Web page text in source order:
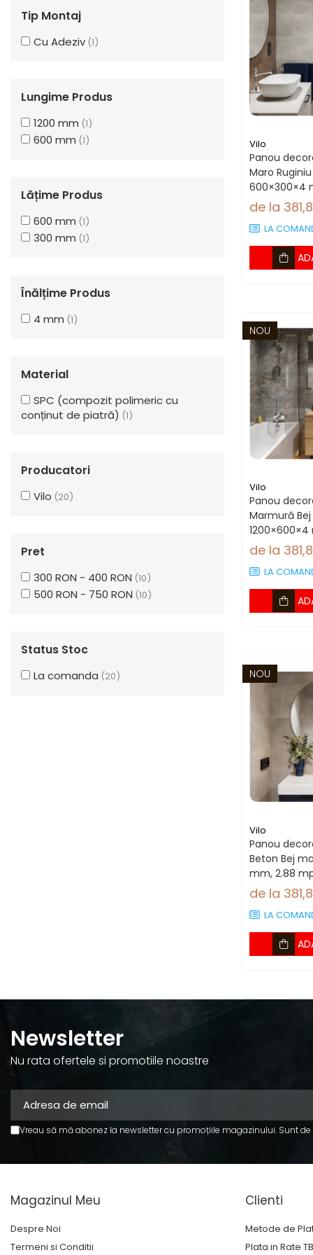
Tip Montaj
Cu Adeziv (1)
Lungime Produs
1200 mm (1)
600 mm (1)
Lățime Produs
600 mm (1)
300 mm (1)
Înălțime Produs
4 mm (1)
Material
SPC (compozit polimeric cu
conținut de piatră) (1)
Producatori
Vilo (20)
Pret
300 RON - 400 RON (10)
500 RON - 750 RON (10)
Status Stoc
La comanda (20)
Vilo
Panou
Maro
600×300×4
mp/cutie (13
de la
LA
NOU
Vilo
Panou
Marmură
1200×600×4
mp/cutie (4
de la
LA
NOU
Vilo
Panou
Beton Bej
mm, 2.88
panouri)
de la
LA
Newsletter
Nu rata ofertele si promotiile noastre
Vreau să mă abonez la newsletter cu promoțiile magazinului. Sunt
Magazinul Meu
Despre Noi
Termeni si Conditii
Clienti
Metode de
Plata in Rate